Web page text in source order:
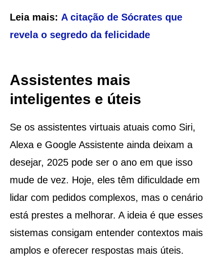
Leia mais: A citação de Sócrates que
revela o segredo da felicidade
Assistentes mais
inteligentes e úteis
Se os assistentes virtuais atuais como Siri,
Alexa e Google Assistente ainda deixam a
desejar, 2025 pode ser o ano em que isso
mude de vez. Hoje, eles têm dificuldade em
lidar com pedidos complexos, mas o cenário
está prestes a melhorar. A ideia é que esses
sistemas consigam entender contextos mais
amplos e oferecer respostas mais úteis.